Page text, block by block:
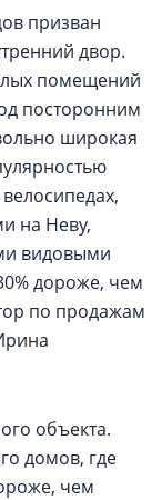
призван
двор.
помещений
посторонним
широкая
на Неву,
видовыми
дороже, чем
по продажам
объекта.
домов, где
чем